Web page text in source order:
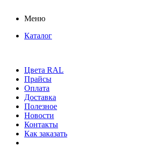
Меню
Каталог
Цвета RAL
Прайсы
Оплата
Доставка
Полезное
Новости
Контакты
Как заказать